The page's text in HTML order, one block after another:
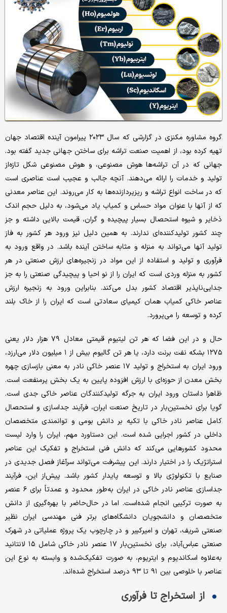
گروه مشاوره مکنزی در گزارشی که سال ۲۰۲۳ پیرامون آینده اقتصاد جهان
تهیه کرده بود، از اهمیت صنعت تراشه برای ساختن جهانی جدید گفته بود.
جهانی که در آن تراشه‌ها هوش مصنوعی، و هوش مصنوعی شکل تازه‌از
تولید و خدمات را ارائه می‌دهند. آنچه جالب و عجیب است عناصری است
که در ساخت انواع تراشه و ریزپردازنده‌ها به کار می‌روند. این عناصر معدنی
که از آنها با عنوان مواد حساس و کمیاب یاد می‌شود، به دلیل حجم اندک
ذخایر و شیوه استحصال بسیار پیچیده و گران، قیمت بالایی داشته و جز
چند کشور تولیدکننده‌ای ندارند. به همین دلیل نیز ورود هر کشور به فاز
تولید آنها می‌تواند به منزله و مثابه ساختن آینده باشد. در واقع ورود به
فرآوری و تولید و استفاده از این مواد در زنجیره‌های ارزش صنعتی در هر
کشور به منزله وردی است که ایران را از نو احیا و پیچیدگی صنعتی را به جز
جدایی‌ناپذیر اقتصاد کشور بدل می‌کند. بنابراین ورود به زنجیره ارزش
عناصر خاکی کمیاب همان کیمیای سعادتی است که ایران را از خاک بلند
کرده و توسعه را می‌پرورد.
حال و در این فضا که هر تن لیتیوم قیمتی معادل ۷۹ هزار دلار یعنی
۱۲۷۵ بشکه نفت برنت دارد، یا هر تن گالیوم بیش از ۱ میلیون دلار می‌ارزد،
ورود ایران به استخراج و تولید ۱۷ عنصر خاکی نادر به معنی بازسازی چهره
بخش معدن از حوزه‌ای با ارزش افزوده پایین به یک بخش پرمنفعت است.
ظاهرا داستان ورود ایران به جرگه تولیدکنندگان عناصر خاکی جدی است.
گویا برای نخستین‌بار در تاریخ صنعت ایران، فرآیند جداسازی و استحصال
کامل عناصر نادر خاکی با تکیه بر دانش بومی و توانمندی متخصصان
داخلی در کشور اجرایی شده است. این دستاورد مهم، ایران را وارد لیست
محدود کشورهایی می‌کند که دانش فنی استخراج و تفکیک این عناصر
استراتژیک را در اختیار دارند. این پیشرفت می‌تواند سرآغاز فصل جدیدی در
صنایع با تکنولوژی بالا و توسعه پایدار کشور باشد. پیش‌از این، فرآیند
جداسازی عناصر نادر خاکی در ایران به‌طور محدود و عمدتاً برای ۶ عنصر
به صورت ترکیبی انجام شده‌است. اما در حال‌حاضر با بهره‌گیری از دانش
متخصصان و دانشجو‌یان دانشگاه‌های برتر فنی مهندسی ایران نظیر
صنعتی شریف، تهران و امیرکبیر و در چارچوب یک پروژه عملیاتی در شهرک
صنعتی عباس‌آباد، برای نخستین‌بار ۱۷ عنصر نادر خاکی شامل ۱۵ لانتانید
به‌علاوه اسکاندیوم و ایتریوم، به صورت تفکیک‌شده و وابسته به نوع این
عناصر با خلوصی بین ۹۱ تا ۹۳ درصد استخراج شده‌اند.
از استخراج تا فرآوری